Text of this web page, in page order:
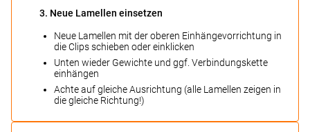
3. Neue Lamellen einsetzen
Neue Lamellen mit der oberen Einhängevorrichtung in
die Clips schieben oder einklicken
Unten wieder Gewichte und ggf. Verbindungskette
einhängen
Achte auf gleiche Ausrichtung (alle Lamellen zeigen in
die gleiche Richtung!)